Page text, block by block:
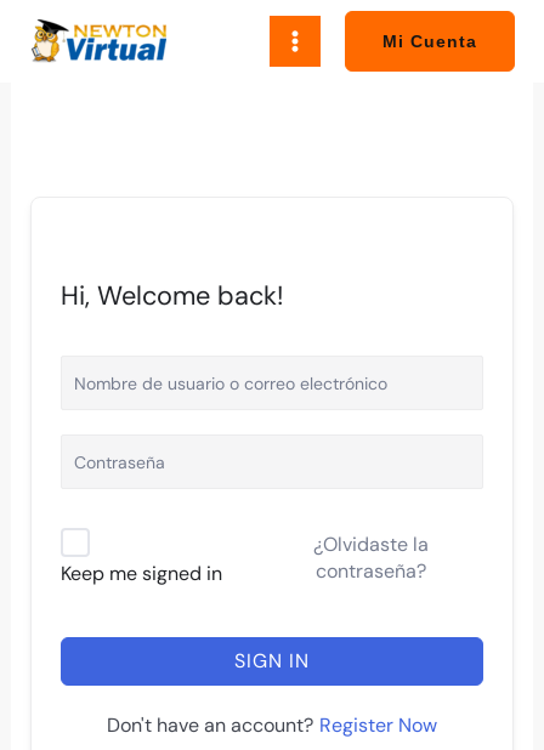
Mi Cuenta
Hi, Welcome back!
Keep me signed in
¿Olvidaste la
contraseña?
SIGN IN
Don't have an account? Register Now